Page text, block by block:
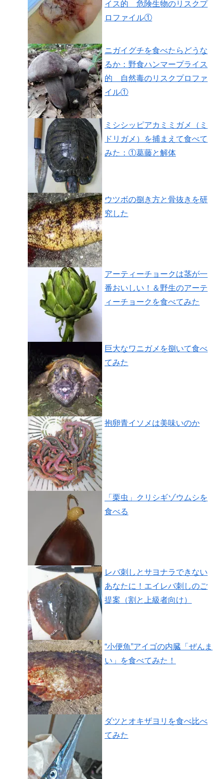
イス的 危険生物のリスクプ
ロファイル①
ニガイグチを食べたらどうな
るか：野食ハンマープライス
的 自然毒のリスクプロファ
イル①
ミシシッピアカミミガメ（ミ
ドリガメ）を捕まえて食べて
みた：①葛藤と解体
ウツボの捌き方と骨抜きを研
究した
アーティーチョークは茎が一
番おいしい！＆野生のアーテ
ィーチョークを食べてみた
巨大なワニガメを捌いて食べ
てみた
抱卵青イソメは美味いのか
「栗虫」クリシギゾウムシを
食べる
レバ刺しとサヨナラできない
あなたに！エイレバ刺しのご
提案（割と上級者向け）
“小便魚”アイゴの内臓「ぜんま
い」を食べてみた！
ダツとオキザヨリを食べ比べ
てみた